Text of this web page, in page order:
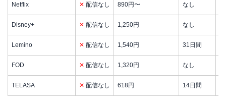
Netflix ✕ 配信なし 890円〜 なし
Disney+ ✕ 配信なし 1,250円 なし
Lemino ✕ 配信なし 1,540円 31日間
FOD ✕ 配信なし 1,320円 なし
TELASA ✕ 配信なし 618円 14日間